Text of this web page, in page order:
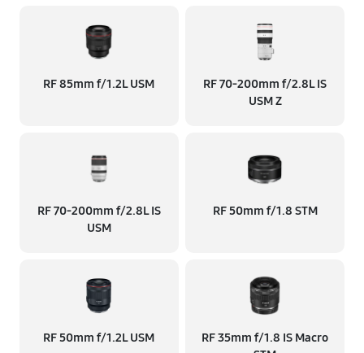
RF 85mm f/1.2L USM
RF 70‑200mm f/2.8L IS
USM Z
RF 70‑200mm f/2.8L IS
USM
RF 50mm f/1.8 STM
RF 50mm f/1.2L USM
RF 35mm f/1.8 IS Macro